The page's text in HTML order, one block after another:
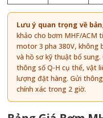
Lưu ý quan trọng về
khảo cho bơm MHF/ACM
motor 3 pha 380V, không
và hồ sơ kỹ thuật bổ
thông số Q-H cụ thể, vật
lượng đặt hàng. Gửi
chính xác trong 2 giờ.